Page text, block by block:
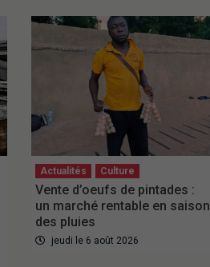
Actualités Culture
Vente d’oeufs de pintades :
un marché rentable en saison
des pluies
jeudi le 6 août 2026